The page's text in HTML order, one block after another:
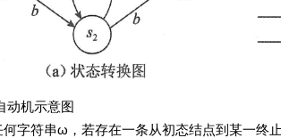
机示意图
字符串ω ，若存在一条从初态结点到某一终